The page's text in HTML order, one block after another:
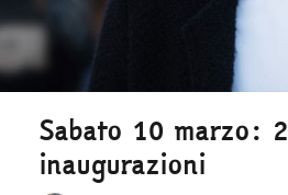
Sabato 10 marzo: 2
inaugurazioni